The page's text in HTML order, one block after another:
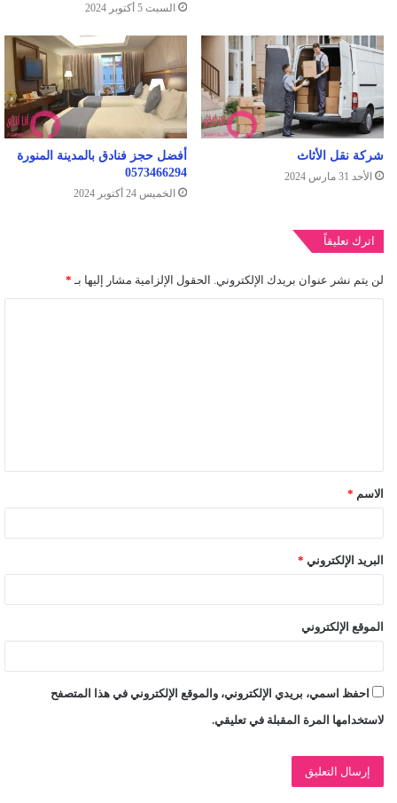
السبت 5 أكتوبر 2024
شركة نقل الأثاث
الأحد 31 مارس 2024
أفضل حجز فنادق بالمدينة المنورة
0573466294
الخميس 24 أكتوبر 2024
اترك تعليقاً
لن يتم نشر عنوان بريدك الإلكتروني. الحقول الإلزامية مشار إليها بـ *
ق
*الاسم *
البريد الإلكتروني *
الموقع الإلكتروني
احفظ اسمي، بريدي الإلكتروني، والموقع الإلكتروني في هذا المتصفح
لاستخدامها المرة المقبلة في تعليقي.